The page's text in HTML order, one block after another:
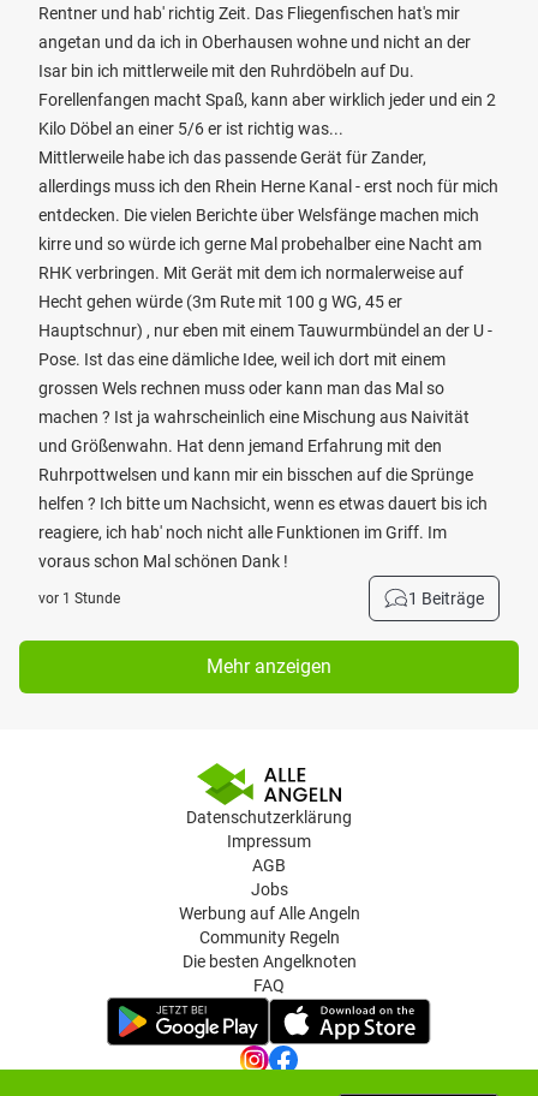
Rentner und hab' richtig Zeit. Das Fliegenfischen hat's mir
angetan und da ich in Oberhausen wohne und nicht an der
Isar bin ich mittlerweile mit den Ruhrdöbeln auf Du.
Forellenfangen macht Spaß, kann aber wirklich jeder und ein 2
Kilo Döbel an einer 5/6 er ist richtig was...
Mittlerweile habe ich das passende Gerät für Zander,
allerdings muss ich den Rhein Herne Kanal - erst noch für mich
entdecken. Die vielen Berichte über Welsfänge machen mich
kirre und so würde ich gerne Mal probehalber eine Nacht am
RHK verbringen. Mit Gerät mit dem ich normalerweise auf
Hecht gehen würde (3m Rute mit 100 g WG, 45 er
Hauptschnur) , nur eben mit einem Tauwurmbündel an der U -
Pose. Ist das eine dämliche Idee, weil ich dort mit einem
grossen Wels rechnen muss oder kann man das Mal so
machen ? Ist ja wahrscheinlich eine Mischung aus Naivität
und Größenwahn. Hat denn jemand Erfahrung mit den
Ruhrpottwelsen und kann mir ein bisschen auf die Sprünge
helfen ? Ich bitte um Nachsicht, wenn es etwas dauert bis ich
reagiere, ich hab' noch nicht alle Funktionen im Griff. Im
voraus schon Mal schönen Dank !
vor 1 Stunde 1 Beiträge
Mehr anzeigen
Datenschutzerklärung
Impressum
AGB
Jobs
Werbung auf Alle Angeln
Community Regeln
Die besten Angelknoten
FAQ